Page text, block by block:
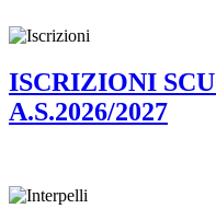
ISCRIZIONI
A.S.2026/2027